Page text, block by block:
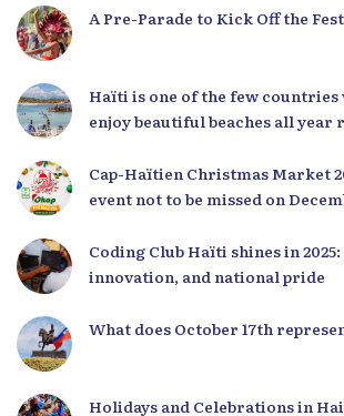
A Pre-Parade to Kick Off the
Haïti is one of the few countries
enjoy beautiful beaches all year
Cap-Haïtien Christmas Market
event not to be missed on
Coding Club Haïti shines in
innovation, and national pride
What does October 17th
Holidays and Celebrations in